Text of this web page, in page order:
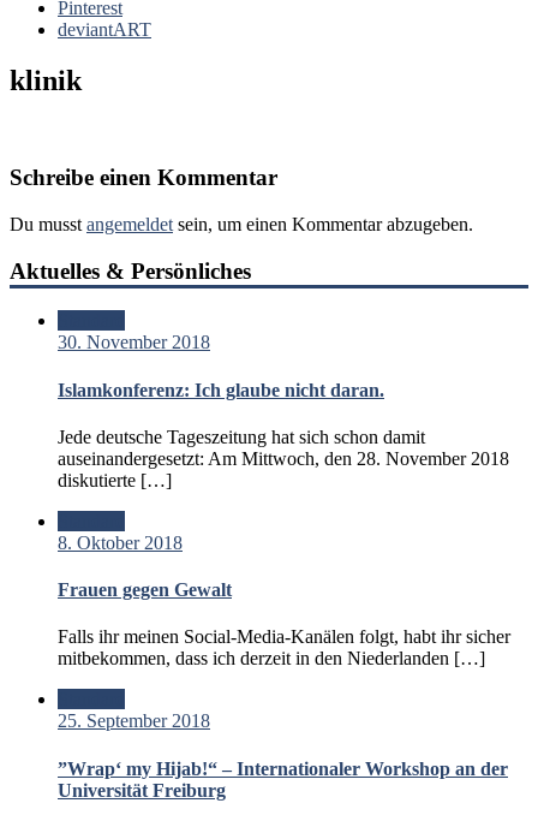
Pinterest
deviantART
klinik
Schreibe einen Kommentar
Du musst angemeldet sein, um einen Kommentar abzugeben.
Aktuelles & Persönliches
30. November 2018
Islamkonferenz: Ich glaube nicht daran.
Jede deutsche Tageszeitung hat sich schon damit
auseinandergesetzt: Am Mittwoch, den 28. November 2018
diskutierte […]
8. Oktober 2018
Frauen gegen Gewalt
Falls ihr meinen Social-Media-Kanälen folgt, habt ihr sicher
mitbekommen, dass ich derzeit in den Niederlanden […]
25. September 2018
”Wrap‘ my Hijab!“ – Internationaler Workshop an der
Universität Freiburg